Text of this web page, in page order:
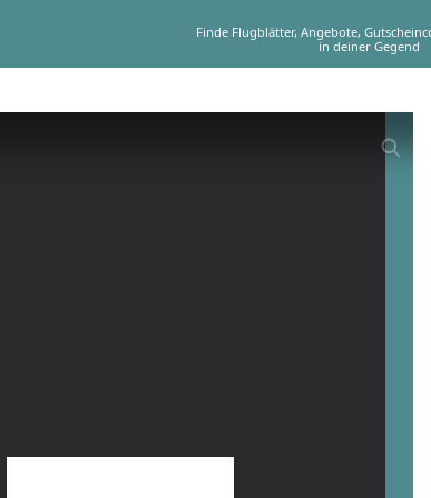
Finde Flugblätter, Angebote,
in deiner Gegend